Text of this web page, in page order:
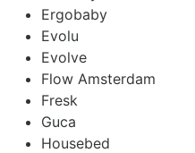
Ergobaby
Evolu
Evolve
Flow Amsterdam
Fresk
Guca
Housebed